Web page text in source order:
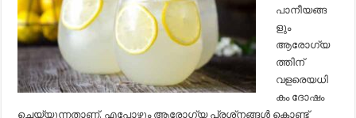
പാനീയങ്ങ
ളും
ആരോഗ്യ
ത്തിന്
വളരെയധി
കം ദോഷം
ചെയ്യുന്നതാണ്. എപ്പോഴും ആരോഗ്യ പ്രശ്‌നങ്ങള്‍ കൊണ്ട്